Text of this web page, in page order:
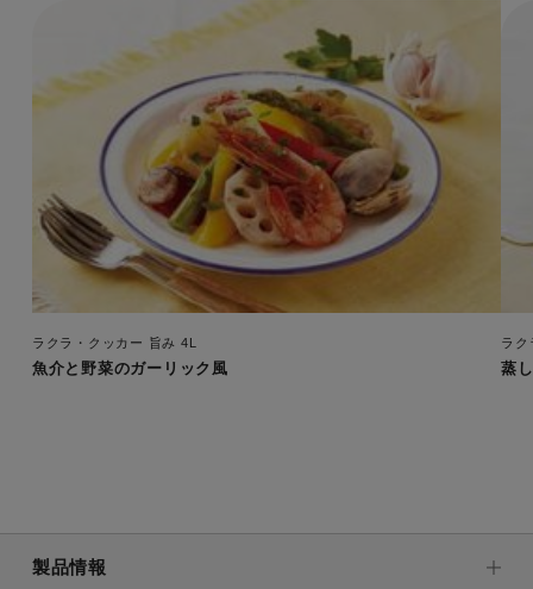
ラクラ・クッカー 旨み 4L
魚介と野菜のガーリック風
ラク
蒸
製品情報